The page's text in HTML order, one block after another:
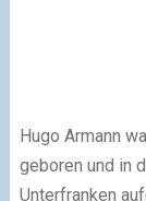
Hugo Armann
geboren und in
Unterfranken